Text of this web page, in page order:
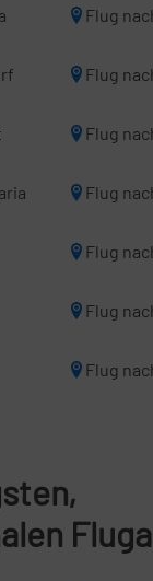
Flug
Flug
Flug
Flug
Flug
Flug
Flug